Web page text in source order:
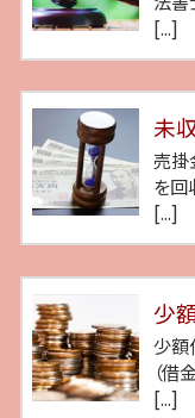
[...]
未
売掛
を回
[...]
少
少額
（借
[...]